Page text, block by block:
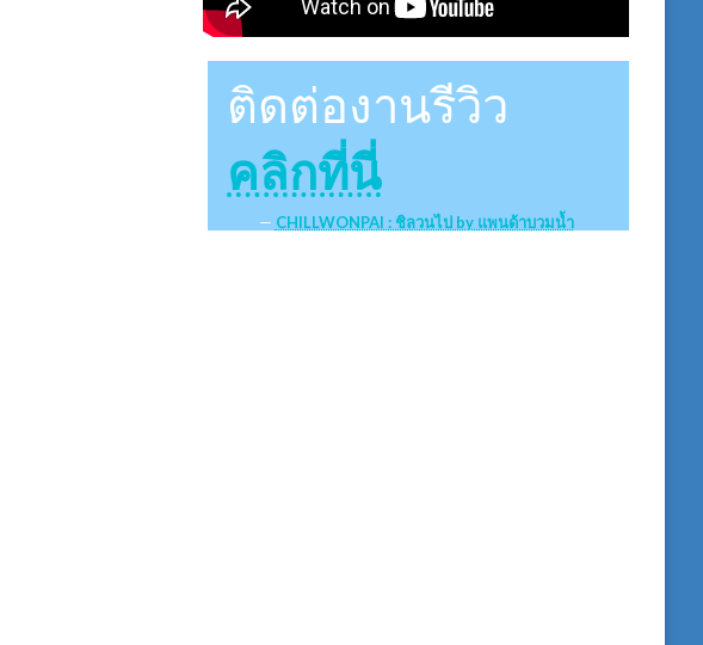
ติดต่องานรีวิว
คลิกที่นี่
CHILLWONPAI : ชิลวนไป by แพนด้าบวมน้ำ